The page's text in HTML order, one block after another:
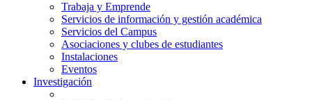
Trabaja y Emprende
Servicios de información y gestión académica
Servicios del Campus
Asociaciones y clubes de estudiantes
Instalaciones
Eventos
Investigación